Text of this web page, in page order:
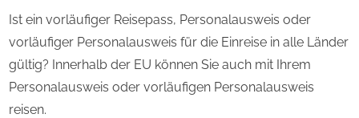
Ist ein vorläufiger Reisepass, Personalausweis oder
vorläufiger Personalausweis für die Einreise in alle Länder
gültig? Innerhalb der EU können Sie auch mit Ihrem
Personalausweis oder vorläufigen Personalausweis
reisen.